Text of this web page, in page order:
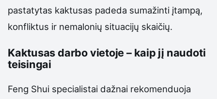
pastatytas kaktusas padeda sumažinti įtampą,
konfliktus ir nemalonių situacijų skaičių.
Kaktusas darbo vietoje – kaip jį naudoti
teisingai
Feng Shui specialistai dažnai rekomenduoja